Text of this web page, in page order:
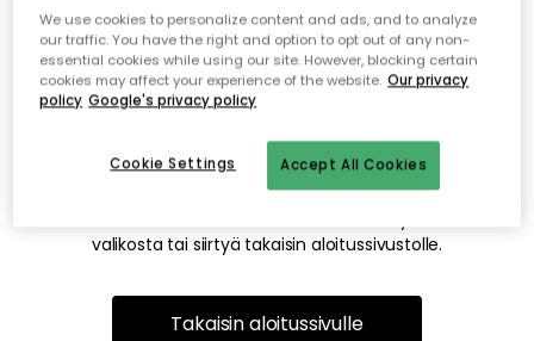
Emme valitettavasti löydä
etsimääsi sivua
Tämä voi johtua siitä, että sivua ei enää ole tai siitä, että se
on siirretty muualle. Pahoittelemme tästä mahdollisesti
valikosta tai siirtyä takaisin aloitussivustolle.
Takaisin aloitussivulle
We use cookies to personalize content and ads, and to analyze
our traffic. You have the right and option to opt out of any non-
essential cookies while using our site. However, blocking certain
cookies may affect your experience of the website. Our privacy
policy Google's privacy policy
Accept All Cookies
Cookie Settings